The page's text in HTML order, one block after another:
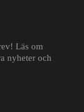
Läs om
nyheter och